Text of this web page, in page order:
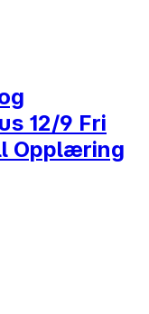
12/9 Fri
Opplæring